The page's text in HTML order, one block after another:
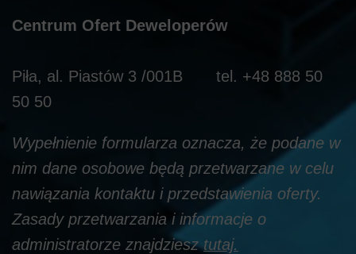
Centrum Ofert Deweloperów
Piła, al. Piastów 3 /001B tel. +48 888 50
50 50
Wypełnienie formularza oznacza, że podane w
nim dane osobowe będą przetwarzane w celu
nawiązania kontaktu i przedstawienia oferty.
Zasady przetwarzania i informacje o
administratorze znajdziesz tutaj.